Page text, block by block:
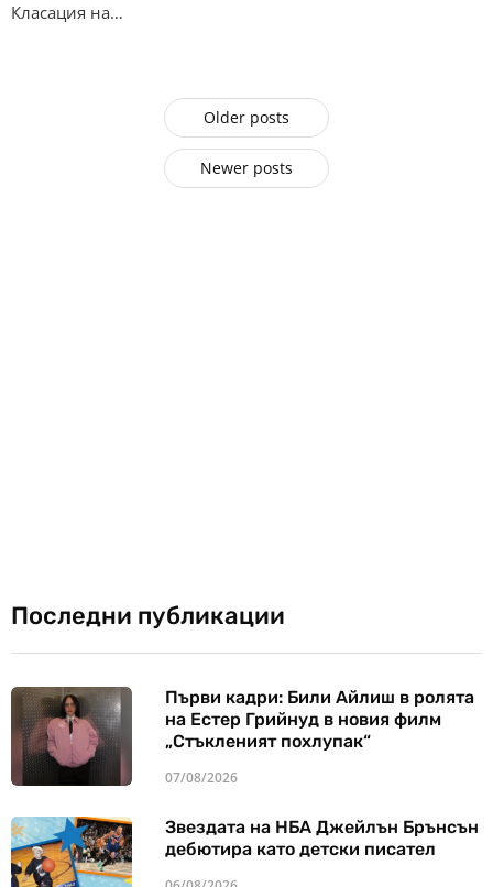
Класация на…
Older posts
Newer posts
Последни публикации
Първи кадри: Били Айлиш в ролята
на Естер Грийнуд в новия филм
„Стъкленият похлупак“
07/08/2026
Звездата на НБА Джейлън Брънсън
дебютира като детски писател